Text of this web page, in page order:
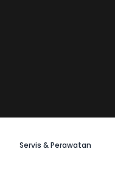
Servis & Perawatan